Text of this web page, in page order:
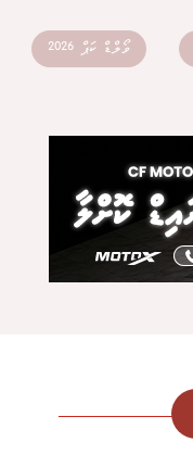
ވޯލްޑް ކަޕް 2026